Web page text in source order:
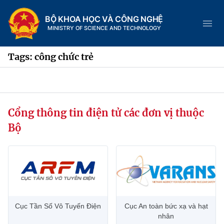
BỘ KHOA HỌC VÀ CÔNG NGHỆ
MINISTRY OF SCIENCE AND TECHNOLOGY
Trang chủ
Chức năng nhiệm vụ
Tin tức sự kiện
Hệ thống văn bản
Tags: công chức trẻ
Cổng thông tin điện tử các đơn vị thuộc
Bộ
Cục Tần Số Vô Tuyến Điện
Cục An toàn bức xạ và hạt
nhân